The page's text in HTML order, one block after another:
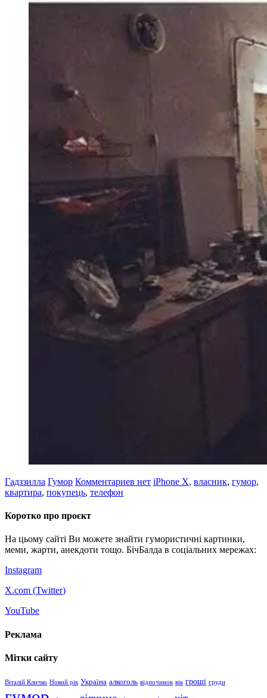
Гадззилла Гумор Комментариев нет iPhone X, власник, гумор,
квартира, покупець, телефон
Коротко про проєкт
На цьому сайті Ви можете знайти гумористичні картинки,
меми, жарти, анекдоти тощо. БічБалда в соціальних мережах:
Instagram
X.com (Twitter)
YouTube
Реклама
Мітки сайту
Віталій Кличко Новий рік Україна алкоголь відпочинок вік гроші груди